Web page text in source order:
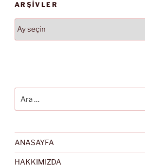
ARŞIVLER
Arşivler
ANASAYFA
HAKKIMIZDA